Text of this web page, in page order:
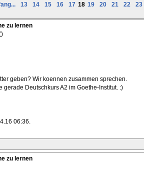
13 14 15 16 17 18 19 20 21 22 23
zu lernen
geben? Wir koennen zusammen sprechen.
gerade Deutschkurs A2 im Goethe-Institut. :)
06:36.
zu lernen